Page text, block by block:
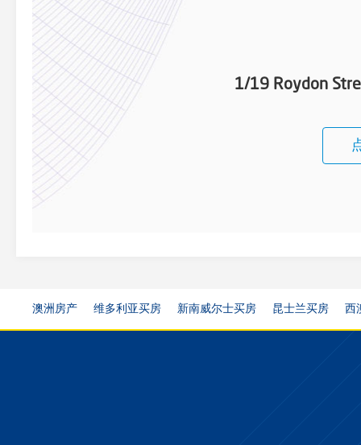
1/19 Roydon
澳洲房产 维多利亚买房 新南威尔士买房 昆士兰买房 西